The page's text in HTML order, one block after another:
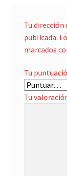
Tu
publicada.
marcados
Tu
Tu